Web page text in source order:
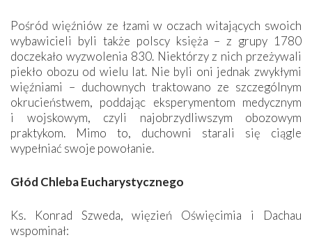
Pośród więźniów ze łzami w oczach witających swoich
wybawicieli byli także polscy księża – z grupy 1780
doczekało wyzwolenia 830. Niektórzy z nich przeżywali
piekło obozu od wielu lat. Nie byli oni jednak zwykłymi
więźniami – duchownych traktowano ze szczególnym
okrucieństwem, poddając eksperymentom medycznym
i wojskowym, czyli najobrzydliwszym obozowym
praktykom. Mimo to, duchowni starali się ciągle
wypełniać swoje powołanie.
Głód Chleba Eucharystycznego
Ks. Konrad Szweda, więzień Oświęcimia i Dachau
wspominał: